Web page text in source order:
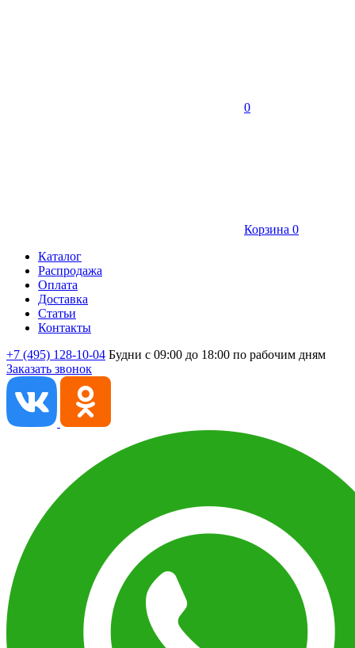
0
Корзина 0
Каталог
Распродажа
Оплата
Доставка
Статьи
Контакты
+7 (495) 128-10-04 Будни с 09:00 до 18:00 по рабочим дням
Заказать звонок